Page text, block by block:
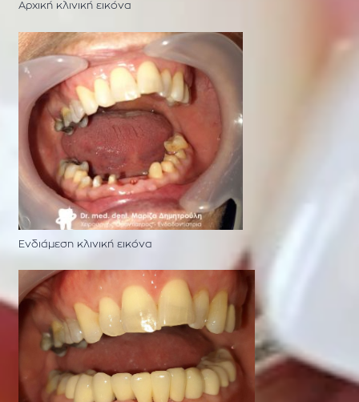
Αρχική κλινική εικόνα
Ενδιάμεση κλινική εικόνα